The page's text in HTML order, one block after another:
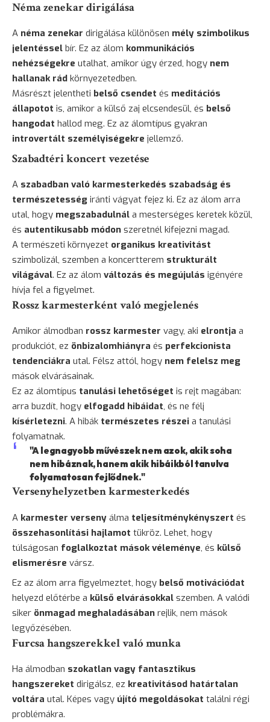
Néma zenekar dirigálása
A néma zenekar dirigálása különösen mély szimbolikus
jelentéssel bír. Ez az álom kommunikációs
nehézségekre utalhat, amikor úgy érzed, hogy nem
hallanak rád környezetedben.
Másrészt jelentheti belső csendet és meditációs
állapotot is, amikor a külső zaj elcsendesül, és belső
hangodat hallod meg. Ez az álomtípus gyakran
introvertált személyiségekre jellemző.
Szabadtéri koncert vezetése
A szabadban való karmesterkedés szabadság és
természetesség iránti vágyat fejez ki. Ez az álom arra
utal, hogy megszabadulnál a mesterséges keretek közül,
és autentikusabb módon szeretnél kifejezni magad.
A természeti környezet organikus kreativitást
szimbolizál, szemben a koncertterem strukturált
világával. Ez az álom változás és megújulás igényére
hívja fel a figyelmet.
Rossz karmesterként való megjelenés
Amikor álmodban rossz karmester vagy, aki elrontja a
produkciót, ez önbizalomhiányra és perfekcionista
tendenciákra utal. Félsz attól, hogy nem felelsz meg
mások elvárásainak.
Ez az álomtípus tanulási lehetőséget is rejt magában:
arra buzdít, hogy elfogadd hibáidat, és ne félj
kísérletezni. A hibák természetes részei a tanulási
folyamatnak.
"A legnagyobb művészek nem azok, akik soha
nem hibáznak, hanem akik hibáikból tanulva
folyamatosan fejlődnek."
Versenyhelyzetben karmesterkedés
A karmester verseny álma teljesítménykényszert és
összehasonlítási hajlamot tükröz. Lehet, hogy
túlságosan foglalkoztat mások véleménye, és külső
elismerésre vársz.
Ez az álom arra figyelmeztet, hogy belső motivációdat
helyezd előtérbe a külső elvárásokkal szemben. A valódi
siker önmagad meghaladásában rejlik, nem mások
legyőzésében.
Furcsa hangszerekkel való munka
Ha álmodban szokatlan vagy fantasztikus
hangszereket dirigálsz, ez kreativitásod határtalan
voltára utal. Képes vagy újító megoldásokat találni régi
problémákra.